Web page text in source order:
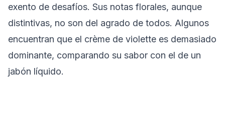
exento de desafíos. Sus notas florales, aunque
distintivas, no son del agrado de todos. Algunos
encuentran que el crème de violette es demasiado
dominante, comparando su sabor con el de un
jabón líquido.